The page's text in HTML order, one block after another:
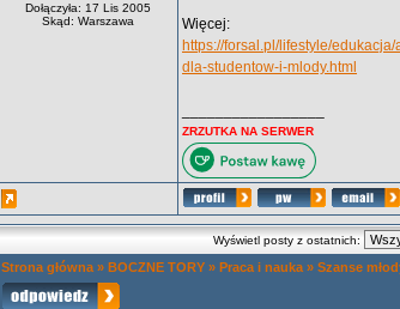
Dołączyła: 17 Lis 2005
Skąd: Warszawa
Więcej:
https://forsal.pl/lifestyle/
dla-studentow-i-mlody.html
ZRZUTKA NA SERWER
Wyświetl posty z ostatnich:
Strona główna » BOCZNE TORY » Praca i nauka » Szanse